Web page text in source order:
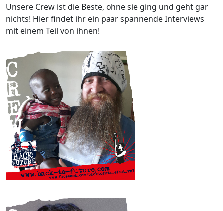
Unsere Crew ist die Beste, ohne sie ging und geht gar
nichts! Hier findet ihr ein paar spannende Interviews
mit einem Teil von ihnen!